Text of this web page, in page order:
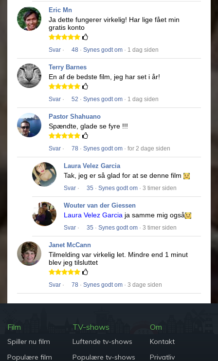
Eric Mn
Ja dette fungerer virkelig! Har lige fået min
gratis konto
Svar · 48 · Synes godt om · 1 dag siden
Terry Barnes
En af de bedste film, jeg har set i år!
Svar · 52 · Synes godt om · 1 dag siden
Pastor Shahuano
Spændte, glade se fyre !!!
Svar · 78 · Synes godt om · for 2 dage siden
Laura Velez Garcia
Tak, jeg er så glad for at se denne film
Svar · 35 · Synes godt om · 3 timer siden
Wouter van der Giessen
Laura Velez Garcia ja samme mig også
Svar · 35 · Synes godt om · 3 timer siden
Janet McCann
Tilmelding var virkelig let. Mindre end 1 minut
blev jeg tilsluttet
Svar · 78 · Synes godt om · 3 dage siden
Film
Spiller nu film
Populære film
TV-shows
Luftende tv-shows
Populære tv-shows
Om
Kontakt
Privatliv